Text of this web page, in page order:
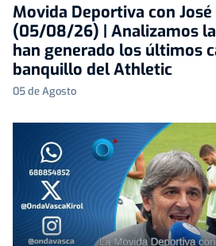
Movida Deportiva con
(05/08/26) | Analizamos
han generado los últimos
banquillo del Athletic
05 de Agosto